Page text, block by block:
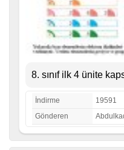
8. sınıf ilk 4 ünite
İndirme
19591
Gönderen